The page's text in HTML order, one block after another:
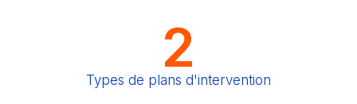
2
Types de plans d'intervention